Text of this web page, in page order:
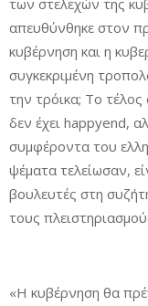
των στελεχών της
απευθύνθηκε στον
κυβέρνηση και η
συγκεκριμένη
την τρόικα; Το
δεν έχει happyend,
συμφέροντα του
ψέματα τελείωσαν,
βουλευτές στη
τους
«Η κυβέρνηση θα